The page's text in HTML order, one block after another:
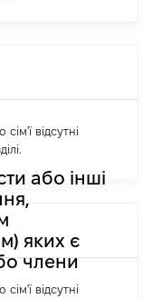
відсутні
або інші
яких є
члени
відсутні